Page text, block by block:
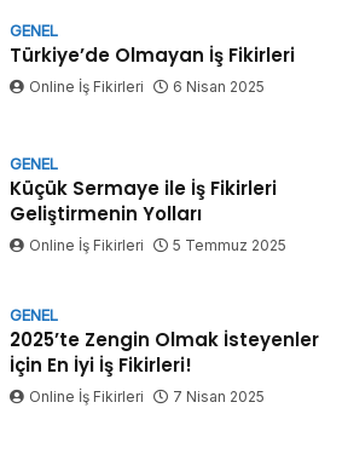
GENEL
Türkiye’de Olmayan İş Fikirleri
Online İş Fikirleri 6 Nisan 2025
GENEL
Küçük Sermaye ile İş Fikirleri
Geliştirmenin Yolları
Online İş Fikirleri 5 Temmuz 2025
GENEL
2025’te Zengin Olmak İsteyenler
İçin En İyi İş Fikirleri!
Online İş Fikirleri 7 Nisan 2025